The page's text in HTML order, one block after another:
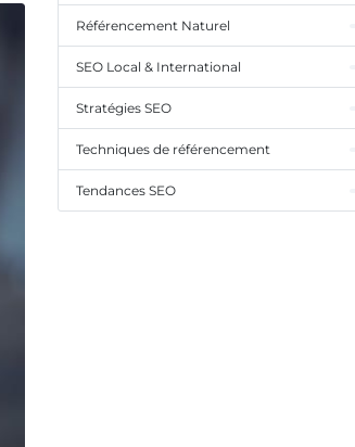
Référencement Naturel
SEO Local & International
Stratégies SEO
Techniques de référencement
Tendances SEO